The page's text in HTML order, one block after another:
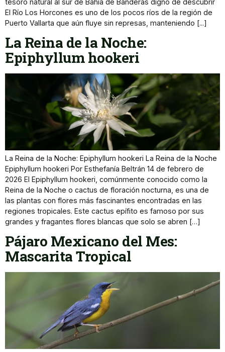
El Río Los Horcones es uno de los pocos ríos de la región de
Puerto Vallarta que aún fluye sin represas, manteniendo [...]
La Reina de la Noche:
Epiphyllum hookeri
La Reina de la Noche: Epiphyllum hookeri La Reina de la Noche
Epiphyllum hookeri Por Esthefanía Beltrán 14 de febrero de
2026 El Epiphyllum hookeri, comúnmente conocido como la
Reina de la Noche o cactus de floración nocturna, es una de
las plantas con flores más fascinantes encontradas en las
regiones tropicales. Este cactus epífito es famoso por sus
grandes y fragantes flores blancas que solo se abren […]
Pájaro Mexicano del Mes:
Mascarita Tropical